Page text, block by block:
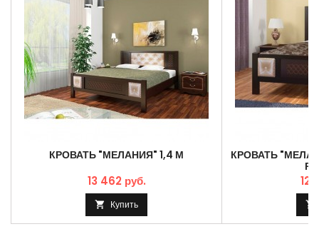
КРОВАТЬ "МЕЛАНИЯ" 1,4 М
13 462 руб.
 Купить
КРОВАТЬ
12
